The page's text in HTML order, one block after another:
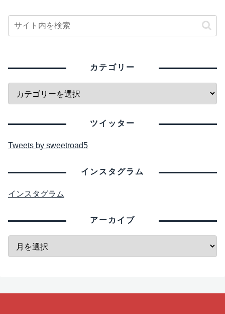
カテゴリー
ツイッター
Tweets by sweetroad5
インスタグラム
インスタグラム
アーカイブ